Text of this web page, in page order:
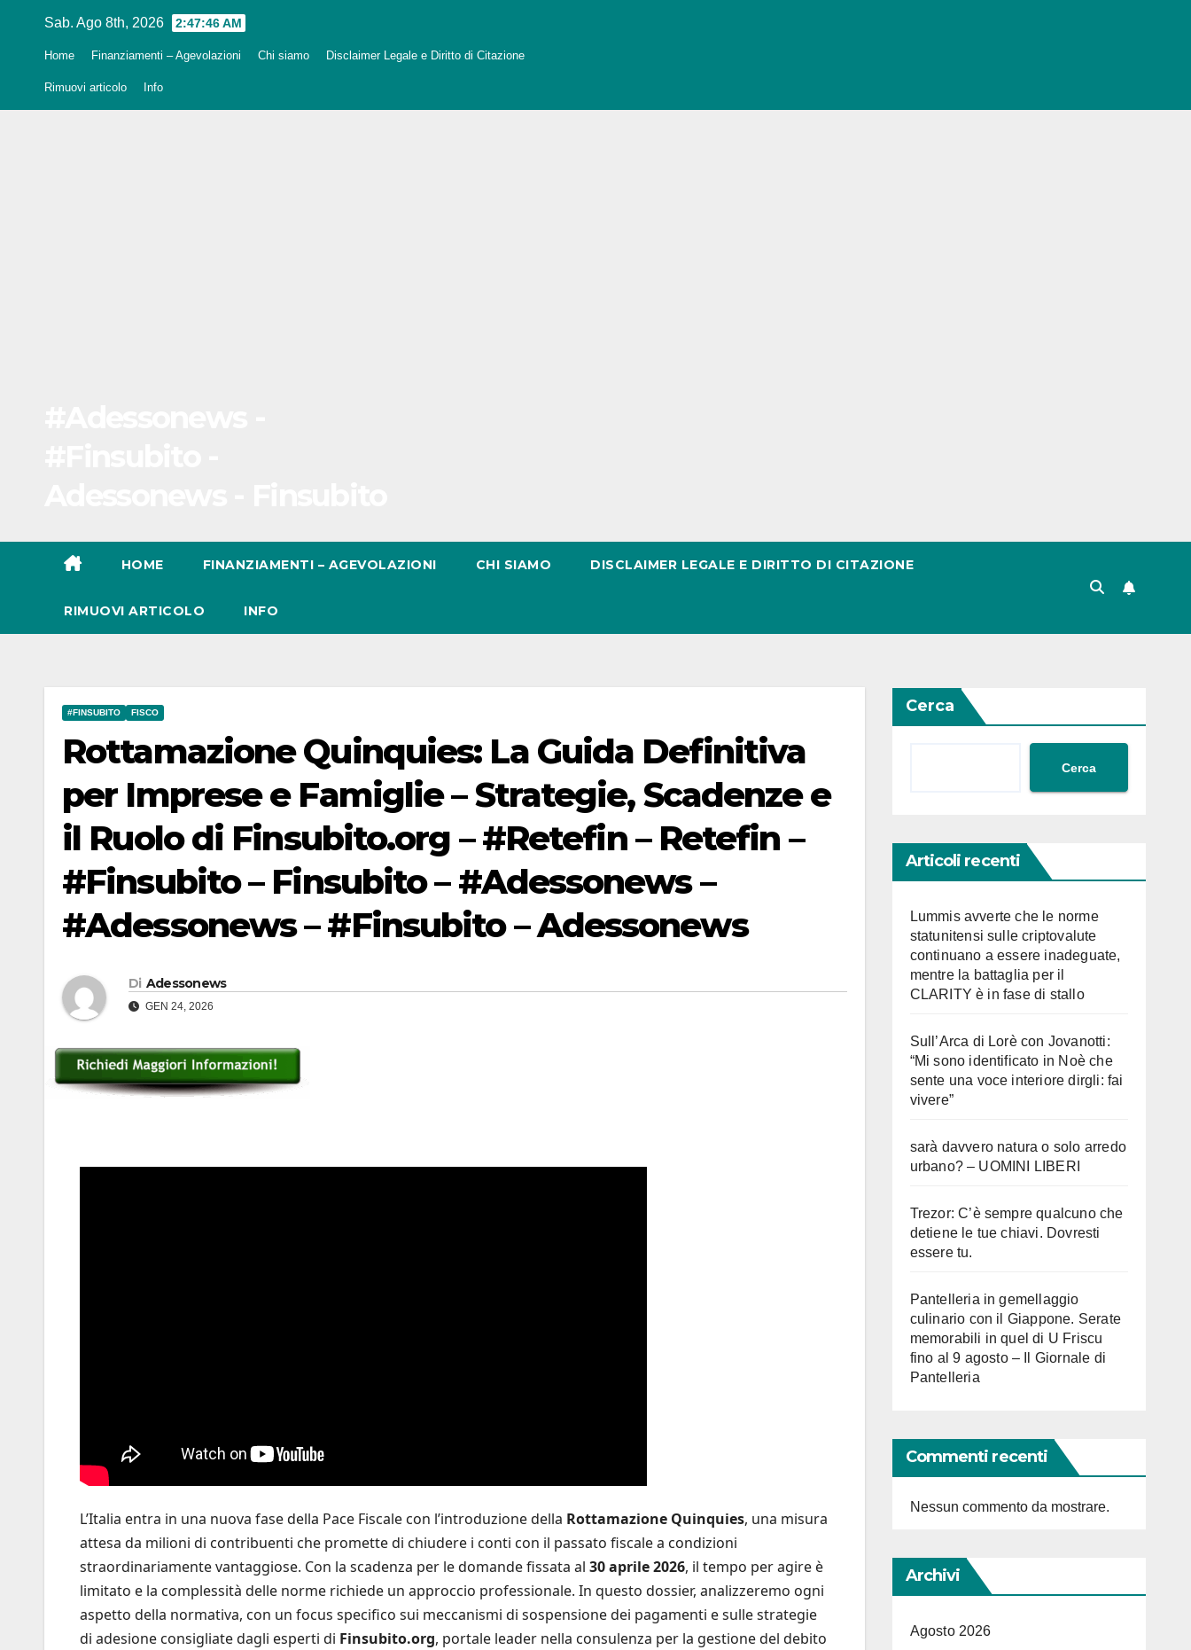
Sab. Ago 8th, 2026 2:47:47 AM
Home Finanziamenti – Agevolazioni Chi siamo Disclaimer Legale e Diritto di Citazione
Rimuovi articolo Info
HOME FINANZIAMENTI – AGEVOLAZIONI CHI SIAMO DISCLAIMER LEGALE E DIRITTO DI CITAZIONE
RIMUOVI ARTICOLO INFO
#FINSUBITO FISCO
Rottamazione Quinquies: La Guida Definitiva
per Imprese e Famiglie – Strategie, Scadenze e
il Ruolo di Finsubito.org – #Retefin – Retefin –
#Finsubito – Finsubito – #Adessonews –
#Adessonews – #Finsubito – Adessonews
Di Adessonews
GEN 24, 2026
L’Italia entra in una nuova fase della Pace Fiscale con l’introduzione della Rottamazione Quinquies, una misura
attesa da milioni di contribuenti che promette di chiudere i conti con il passato fiscale a condizioni
straordinariamente vantaggiose. Con la scadenza per le domande fissata al 30 aprile 2026, il tempo per agire è
limitato e la complessità delle norme richiede un approccio professionale. In questo dossier, analizzeremo ogni
aspetto della normativa, con un focus specifico sui meccanismi di sospensione dei pagamenti e sulle strategie
di adesione consigliate dagli esperti di Finsubito.org, portale leader nella consulenza per la gestione del debito
Cerca
Cerca
Articoli recenti
Lummis avverte che le norme
statunitensi sulle criptovalute
continuano a essere inadeguate,
mentre la battaglia per il
CLARITY è in fase di stallo
Sull’Arca di Lorè con Jovanotti:
“Mi sono identificato in Noè che
sente una voce interiore dirgli: fai
vivere”
sarà davvero natura o solo arredo
urbano? – UOMINI LIBERI
Trezor: C’è sempre qualcuno che
detiene le tue chiavi. Dovresti
essere tu.
Pantelleria in gemellaggio
culinario con il Giappone. Serate
memorabili in quel di U Friscu
fino al 9 agosto – Il Giornale di
Pantelleria
Commenti recenti
Nessun commento da mostrare.
Archivi
Agosto 2026